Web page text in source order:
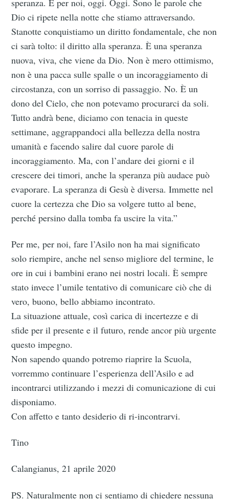
speranza. È per noi, oggi. Oggi. Sono le parole che
Dio ci ripete nella notte che stiamo attraversando.
Stanotte conquistiamo un diritto fondamentale, che non
ci sarà tolto: il diritto alla speranza. È una speranza
nuova, viva, che viene da Dio. Non è mero ottimismo,
non è una pacca sulle spalle o un incoraggiamento di
circostanza, con un sorriso di passaggio. No. È un
dono del Cielo, che non potevamo procurarci da soli.
Tutto andrà bene, diciamo con tenacia in queste
settimane, aggrappandoci alla bellezza della nostra
umanità e facendo salire dal cuore parole di
incoraggiamento. Ma, con l’andare dei giorni e il
crescere dei timori, anche la speranza più audace può
evaporare. La speranza di Gesù è diversa. Immette nel
cuore la certezza che Dio sa volgere tutto al bene,
perché persino dalla tomba fa uscire la vita.”
Per me, per noi, fare l’Asilo non ha mai significato
solo riempire, anche nel senso migliore del termine, le
ore in cui i bambini erano nei nostri locali. È sempre
stato invece l’umile tentativo di comunicare ciò che di
vero, buono, bello abbiamo incontrato.
La situazione attuale, così carica di incertezze e di
sfide per il presente e il futuro, rende ancor più urgente
questo impegno.
Non sapendo quando potremo riaprire la Scuola,
vorremmo continuare l’esperienza dell’Asilo e ad
incontrarci utilizzando i mezzi di comunicazione di cui
disponiamo.
Con affetto e tanto desiderio di ri-incontrarvi.
Tino
Calangianus, 21 aprile 2020
PS. Naturalmente non ci sentiamo di chiedere nessuna
Subscribe to
Scuola
dell'Infanzia
Maria Pes
Stay up to date! Get all the latest &
greatest posts delivered straight to
your inbox
Subscribe